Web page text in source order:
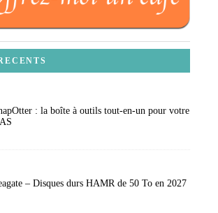
: la boîte à outils tout-en-un pour votre
– Disques durs HAMR de 50 To en 2027